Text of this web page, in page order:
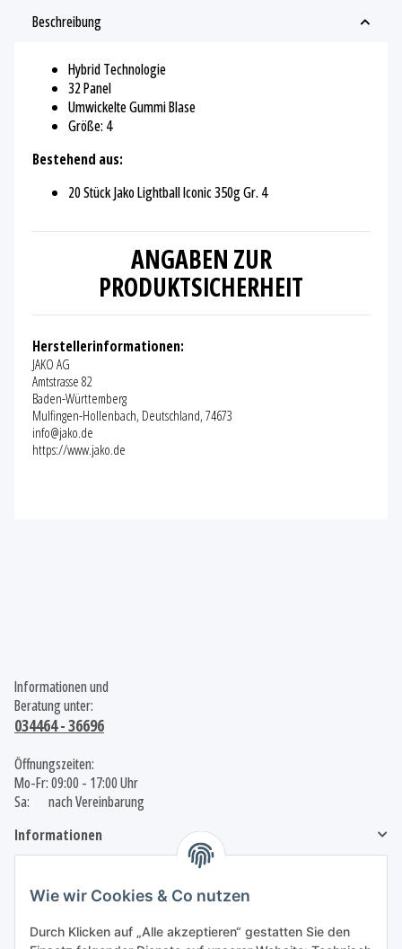
Wie wir Cookies & Co nutzen
Durch Klicken auf „Alle akzeptieren“ gestatten Sie den
Beschreibung
Hybrid Technologie
32 Panel
Umwickelte Gummi Blase
Größe: 4
Bestehend aus:
20 Stück Jako Lightball Iconic 350g Gr. 4
ANGABEN ZUR
PRODUKTSICHERHEIT
Herstellerinformationen:
JAKO AG
Amtstrasse 82
Baden-Württemberg
Mulfingen-Hollenbach, Deutschland, 74673
info@jako.de
https://www.jako.de
Informationen und
Beratung unter:
034464 - 36696
Öffnungszeiten:
Mo-Fr: 09:00 - 17:00 Uhr
Sa: nach Vereinbarung
Informationen